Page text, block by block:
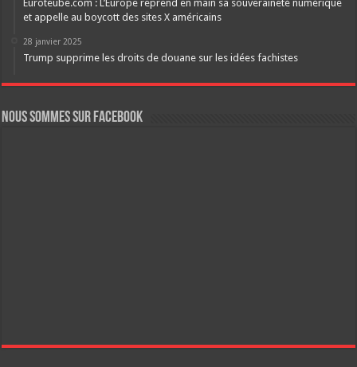
Euroteube.com : L’Europe reprend en main sa souveraineté numérique
et appelle au boycott des sites X américains
28 janvier 2025
Trump supprime les droits de douane sur les idées fachistes
Nous sommes sur FaceBook